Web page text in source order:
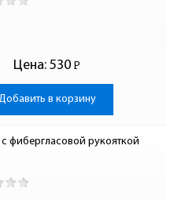
Цена: 530 Р
-
в корзину
с фибергласовой рукояткой